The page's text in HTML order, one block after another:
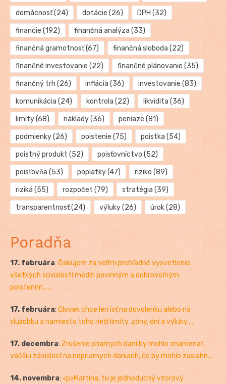
domácnosť(24) dotácie (26) DPH (32)
financie (192) finančná analýza (33)
finančná gramotnosť(67) finančná sloboda (22)
finančné investovanie (22) finančné plánovanie (35)
finančný trh (26) inflácia (36) investovanie (83)
komunikácia (24) kontrola (22) likvidita (36)
limity(68) náklady(36) peniaze (81)
podmienky(26) poistenie (75) poistka (54)
poistný produkt (52) poisťovníctvo (52)
poisťovňa (53) poplatky(47) riziko (89)
riziká (55) rozpočet (79) stratégia (39)
transparentnosť(24) výluky(26) úrok(28)
Poradňa
17. februára: Ďakujem za veľmi prehľadné vysvetlenie
všetkých súvislostí medzi povinným a dobrovoľným
poistením......
17. februára: Človek chce len ísť na dovolenku alebo na
služobku a namiesto toho rieši limity, zóny, dni a výluky....
17. decembra: Zrušenie priamych daní by mohlo znamenať
väčšiu závislosť na nepriamych daniach, čo by mohlo zasiahn...
14. novembra: <p>Martina, tu je jednoduchý vzorový